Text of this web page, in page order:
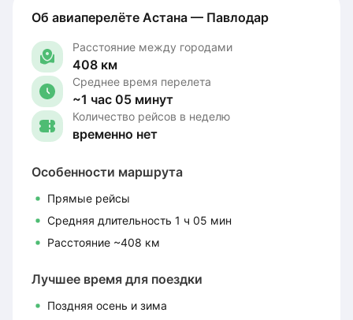
Об авиаперелёте Астана — Павлодар
Расстояние между городами
408 км
Среднее время перелета
~1 час 05 минут
Количество рейсов в неделю
временно нет
Особенности маршрута
Прямые рейсы
Средняя длительность 1 ч 05 мин
Расстояние ~408 км
Лучшее время для поездки
Поздняя осень и зима